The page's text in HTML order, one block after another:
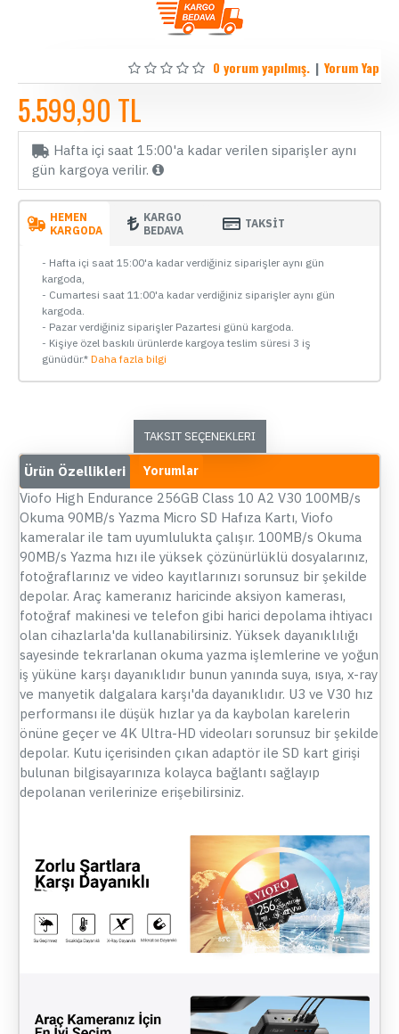
0 yorum yapılmış. | Yorum Yap
5.599,90 TL
Hafta içi saat 15:00'a kadar verilen siparişler aynı
gün kargoya verilir.
HEMEN
KARGODA
KARGO
BEDAVA
TAKSİT
- Hafta içi saat 15:00'a kadar verdiğiniz siparişler aynı gün
kargoda,
- Cumartesi saat 11:00'a kadar verdiğiniz siparişler aynı gün
kargoda.
- Pazar verdiğiniz siparişler Pazartesi günü kargoda.
- Kişiye özel baskılı ürünlerde kargoya teslim süresi 3 iş
günüdür.* Daha fazla bilgi
TAKSIT SEÇENEKLERI
Ürün Özellikleri Yorumlar
Viofo High Endurance 256GB Class 10 A2 V30 100MB/s
Okuma 90MB/s Yazma Micro SD Hafıza Kartı, Viofo
kameralar ile tam uyumlulukta çalışır. 100MB/s Okuma
90MB/s Yazma hızı ile yüksek çözünürlüklü dosyalarınız,
fotoğraflarınız ve video kayıtlarınızı sorunsuz bir şekilde
depolar. Araç kameranız haricinde aksiyon kamerası,
fotoğraf makinesi ve telefon gibi harici depolama ihtiyacı
olan cihazlarla'da kullanabilirsiniz. Yüksek dayanıklılığı
sayesinde tekrarlanan okuma yazma işlemlerine ve yoğun
iş yüküne karşı dayanıklıdır bunun yanında suya, ısıya, x-ray
ve manyetik dalgalara karşı'da dayanıklıdır. U3 ve V30 hız
performansı ile düşük hızlar ya da kaybolan karelerin
önüne geçer ve 4K Ultra-HD videoları sorunsuz bir şekilde
depolar. Kutu içerisinden çıkan adaptör ile SD kart girişi
bulunan bilgisayarınıza kolayca bağlantı sağlayıp
depolanan verilerinize erişebilirsiniz.